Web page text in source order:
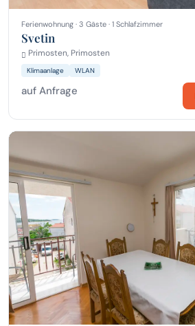
Ferienwohnung · 3 Gäste · 1 Schlafzimmer
Svetin
Primosten, Primosten
Klimaanlage WLAN
auf Anfrage